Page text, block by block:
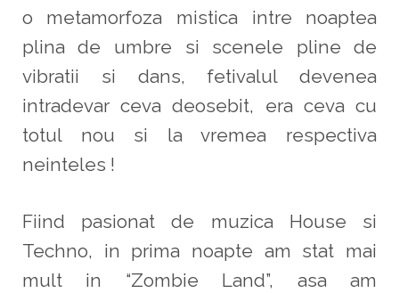
o metamorfoza mistica intre noaptea
plina de umbre si scenele pline de
vibratii si dans, fetivalul devenea
intradevar ceva deosebit, era ceva cu
totul nou si la vremea respectiva
neinteles !
Fiind pasionat de muzica House si
Techno, in prima noapte am stat mai
mult in “Zombie Land”, asa am